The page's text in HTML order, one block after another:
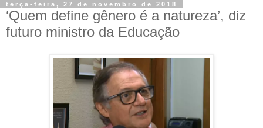
terça-feira, 27 de novembro de 2018
‘Quem define gênero é a natureza’, diz
futuro ministro da Educação